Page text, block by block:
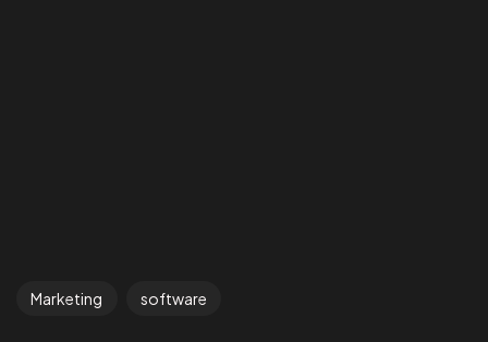
Marketing software